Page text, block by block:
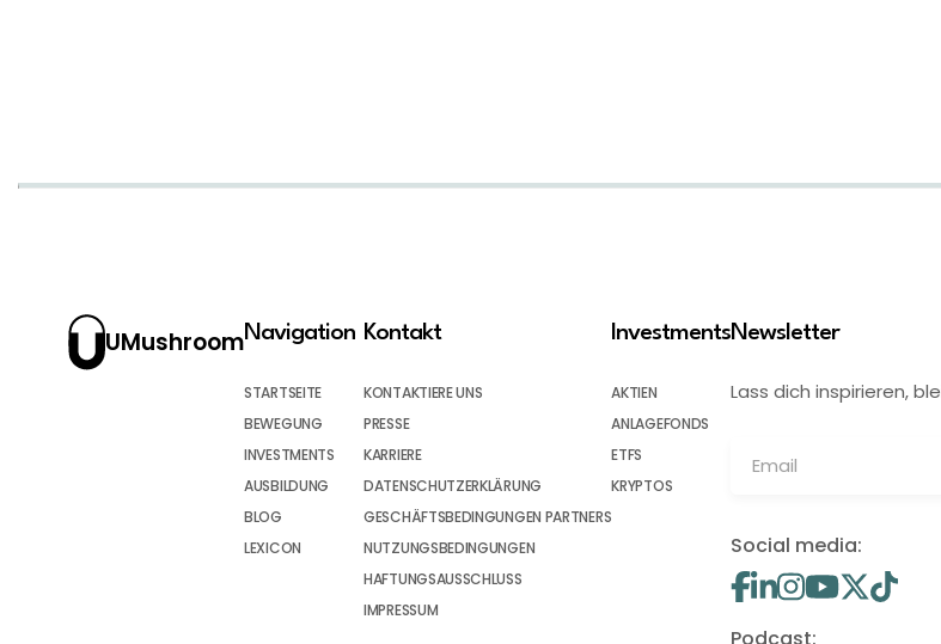
UMushroomNavigation
STARTSEITE
BEWEGUNG
INVESTMENTS
AUSBILDUNG
BLOG
LEXICON
Kontakt
KONTAKTIERE UNS
PRESSE
KARRIERE
DATENSCHUTZERKLÄRUNG
GESCHÄFTSBEDINGUNGEN PARTNERS
NUTZUNGSBEDINGUNGEN
HAFTUNGSAUSSCHLUSS
IMPRESSUM
Investments
AKTIEN
ANLAGEFONDS
ETFS
KRYPTOS
Newsletter
Lass dich inspirieren,
Social media: